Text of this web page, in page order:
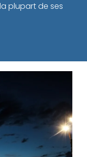
plupart de ses